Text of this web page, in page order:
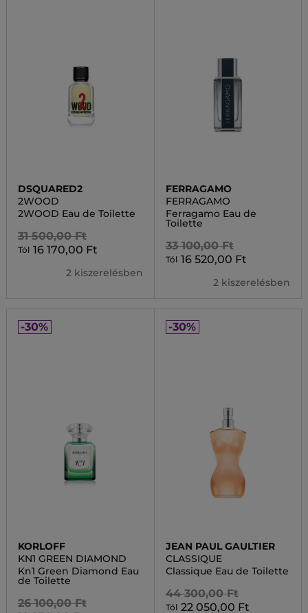
DSQUARED2
2WOOD
2WOOD Eau de Toilette
31 500,00 Ft
Tól 16 170,00 Ft
2 kiszerelésben
FERRAGAMO
FERRAGAMO
Ferragamo Eau de
Toilette
33 100,00 Ft
Tól 16 520,00 Ft
2 kiszerelésben
-30%
KORLOFF
KN1 GREEN DIAMOND
Kn1 Green Diamond Eau
de Toilette
26 100,00 Ft
-30%
JEAN PAUL GAULTIER
CLASSIQUE
Classique Eau de Toilette
44 300,00 Ft
Tól 22 050,00 Ft